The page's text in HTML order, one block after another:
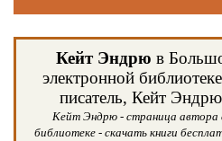
читать
Кейт Эндрю в
электронной
писатель, Кейт
Кейт Эндрю - страница автора
библиотеке - скачать книги